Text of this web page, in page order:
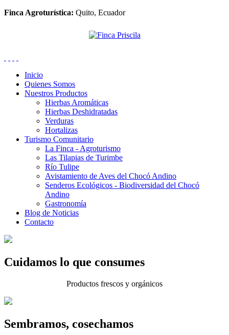
Finca Agroturística: Quito, Ecuador
Inicio
Quienes Somos
Nuestros Productos
Hierbas Aromáticas
Hierbas Deshidratadas
Verduras
Hortalizas
Turismo Comunitario
La Finca - Agroturismo
Las Tilapias de Turimbe
Río Tulipe
Avistamiento de Aves del Chocó Andino
Senderos Ecológicos - Biodiversidad del Chocó
Andino
Gastronomía
Blog de Noticias
Contacto
Cuidamos lo que consumes
Productos frescos y orgánicos
Sembramos, cosechamos